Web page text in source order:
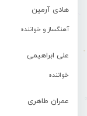
هادی آرمین
آهنگساز و خواننده
علی ابراهیمی
خواننده
عمران طاهری